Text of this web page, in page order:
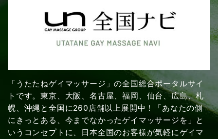
「うたたねゲイマッサージ」の全国総合ポータルサイ
トです。東京、大阪、名古屋、福岡、仙台、広島、札
幌、沖縄と全国に260店舗以上展開中！「あなたの側
にきっとある、今までなかったゲイマッサージを」と
いうコンセプトに、日本全国のお客様が気軽にゲイマ